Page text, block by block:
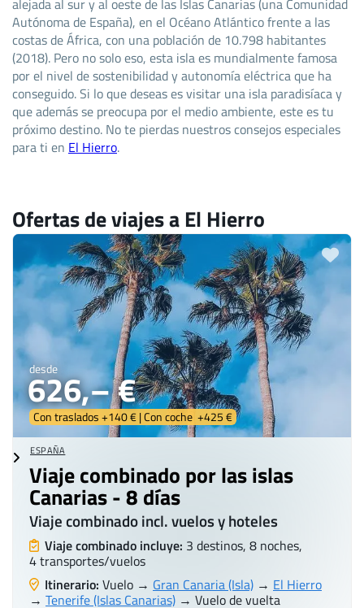
Autónoma de España), en el Océano Atlántico frente a las
costas de África, con una población de 10.798 habitantes
(2018). Pero no solo eso, esta isla es mundialmente famosa
por el nivel de sostenibilidad y autonomía eléctrica que ha
conseguido. Si lo que deseas es visitar una isla paradisíaca y
que además se preocupa por el medio ambiente, este es tu
próximo destino. No te pierdas nuestros consejos especiales
para ti en El Hierro.
Ofertas de viajes a El Hierro
desde
626,– €
Con traslados +140 € | Con coche +425 €
ESPAÑA
Viaje combinado por las islas
Canarias - 8 días
Viaje combinado incl. vuelos y hoteles
Viaje combinado incluye: 3 destinos, 8 noches,
4 transportes/vuelos
Itinerario: Vuelo → Gran Canaria (Isla) → El Hierro
→ Tenerife (Islas Canarias) → Vuelo de vuelta